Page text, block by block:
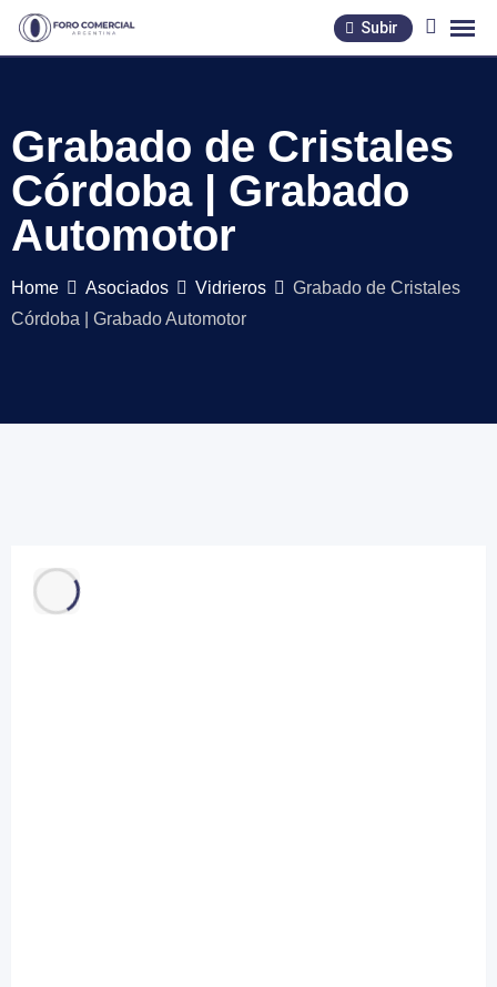
Skip
Subir
Grabado de Cristales
Córdoba | Grabado
Automotor
Home Asociados Vidrieros
Grabado de Cristales
Córdoba | Grabado Automotor